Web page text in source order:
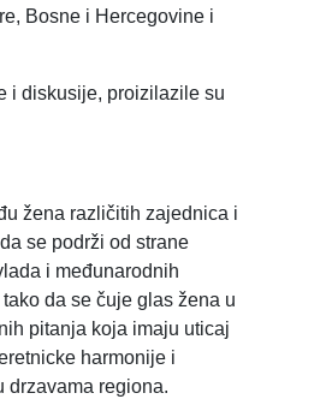
Bosne i Hercegovine i
i diskusije, proizilazile su
žena različitih zajednica i
se podrži od strane
i međunarodnih
da se čuje glas žena u
pitanja koja imaju uticaj
harmonije i
drzavama regiona.